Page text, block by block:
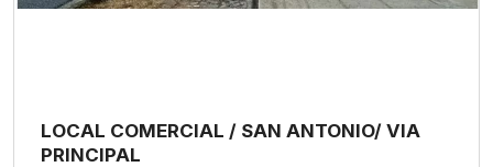
LOCAL COMERCIAL / SAN ANTONIO/ VIA
PRINCIPAL